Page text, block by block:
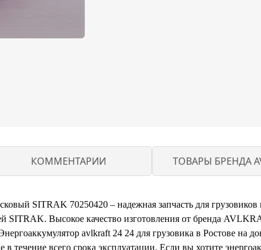
КОММЕНТАРИИ ТОВАРЫ БРЕНДА
SITRAK 70250420 – надежная запчасть для
SITRAK. Высокое качество изготовления от бренда
avlkraft 24 24 для грузовика в Ростове на
течение всего срока эксплуатации. Если вы хотите